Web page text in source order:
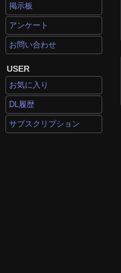
掲示板
アンケート
お問い合わせ
USER
お気に入り
DL履歴
サブスクリプション